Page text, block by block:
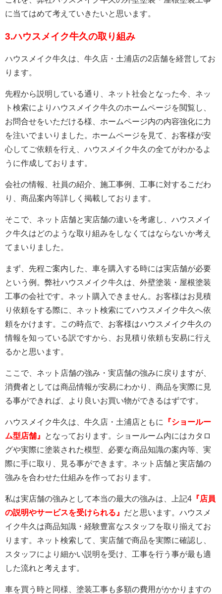
に当てはめて考えていきたいと思います。
3.ハウスメイク牛久の取り組み
ハウスメイク牛久は、牛久店・土浦店の2店舗を経営してお
ります。
先程から説明している通り、ネット社会となった今、ネッ
ト検索によりハウスメイク牛久のホームページを閲覧し、
お問合せをいただける様、ホームページ内の内容強化に力
を注いでまいりました。ホームページを見て、お客様が安
心してご依頼を行え、ハウスメイク牛久の全てがわかるよ
うに作成しております。
会社の情報、社員の紹介、施工事例、工事に対するこだわ
り、商品案内等詳しく掲載しております。
そこで、ネット店舗と実店舗の違いを考慮し、ハウスメイ
ク牛久はどのような取り組みをしなくてはならないか考え
てまいりました。
まず、先程ご案内した、車を購入する時には実店舗が必要
という例。弊社ハウスメイク牛久は、外壁塗装・屋根塗装
工事の会社です。ネット購入できません。お客様はお見積
り依頼をする際に、ネット検索にてハウスメイク牛久へ依
頼をかけます。この時点で、お客様はハウスメイク牛久の
情報を知っている訳ですから、お見積り依頼も安易に行え
るかと思います。
ここで、ネット店舗の強み・実店舗の強みに戻りますが、
消費者としては商品情報が安易にわかり、商品を実際に見
る事ができれば、より良いお買い物ができるはずです。
ハウスメイク牛久は、牛久店・土浦店ともに
『ショールー
ム型店舗』
となっております。ショールーム内にはカタロ
グや実際に塗装された模型、必要な商品知識の案内等、実
際に手に取り、見る事ができます。ネット店舗と実店舗の
強みを合わせた仕組みを作っております。
私は実店舗の強みとして本当の最大の強みは、上記4 『店員
の説明やサービスを受けられる』 だと思います。ハウスメ
イク牛久は商品知識・経験豊富なスタッフを取り揃えてお
ります。ネット検索して、実店舗で商品を実際に確認し、
スタッフにより細かい説明を受け、工事を行う事が最も適
した流れと考えます。
車を買う時と同様、塗装工事も多額の費用がかかりますの